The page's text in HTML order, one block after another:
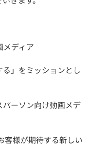
メディア
る」をミッションとし
パーソン向け動画メデ
客様が期待する新しい